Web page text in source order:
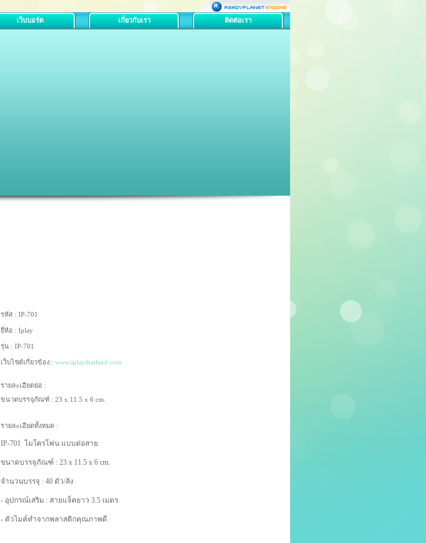
เว็บบอร์ด เกี่ยวกับเรา ติดต่อเรา
รหัส : IP-701
ยี่ห้อ : Iplay
รุ่น : IP-701
เว็บไซต์เกี่ยวข้อง : www.iplaythailand.com
รายละเอียดย่อ :
ขนาดบรรจุภัณฑ์ : 23 x 11.5 x 6 cm.
รายละเอียดทั้งหมด :
IP-701 ไมโครโฟน แบบต่อสาย
ขนาดบรรจุภัณฑ์ : 23 x 11.5 x 6 cm.
จำนวนบรรจุ : 40 ตัว/ลัง
- อุปกรณ์เสริม : สายแจ็คยาว 3.5 เมตร
- ตัวไมค์ทำจากพลาสติกคุณภาพดี